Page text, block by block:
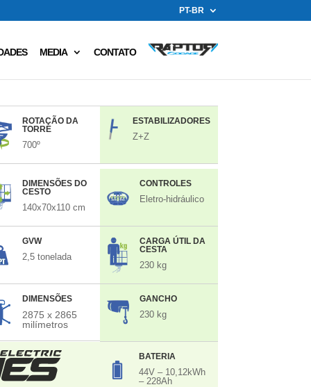
PT-BR
MEDIA CONTATO
ROTAÇÃO DA
TORRE
700º
ESTABILIZADORES
Z+Z
DIMENSÕES DO
CESTO
140x70x110 cm
CONTROLES
Eletro-hidráulico
GVW
2,5 tonelada
CARGA ÚTIL DA
CESTA
230 kg
DIMENSÕES
2875 x 2865
milímetros
GANCHO
230 kg
BATERIA
44V – 10,12kWh
– 228Ah